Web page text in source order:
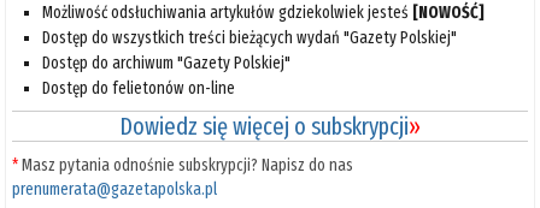
Możliwość odsłuchiwania artykułów gdziekolwiek jesteś [NOWOŚĆ]
Dostęp do wszystkich treści bieżących wydań "Gazety Polskiej"
Dostęp do archiwum "Gazety Polskiej"
Dostęp do felietonów on-line
Dowiedz się więcej o subskrypcji»
*Masz pytania odnośnie subskrypcji? Napisz do nas
prenumerata@gazetapolska.pl